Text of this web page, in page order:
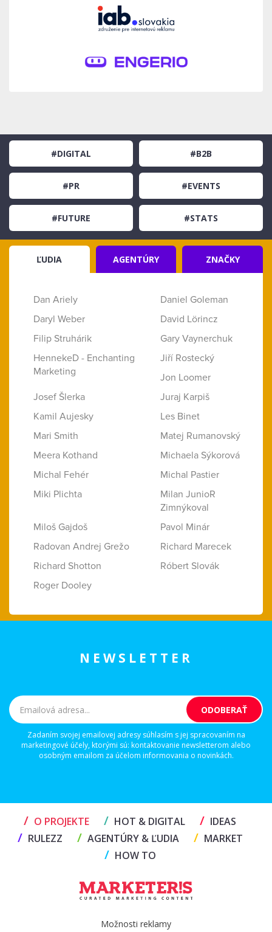
#DIGITAL #B2B
#PR #EVENTS
#FUTURE #STATS
ĽUDIA AGENTÚRY ZNAČKY
Dan Ariely
Daniel Goleman
Daryl Weber
David Lörincz
Filip Struhárik
Gary Vaynerchuk
HennekeD - Enchanting
Marketing
Jiří Rostecký
Jon Loomer
Josef Šlerka
Juraj Karpiš
Kamil Aujesky
Les Binet
Mari Smith
Matej Rumanovský
Meera Kothand
Michaela Sýkorová
Michal Fehér
Michal Pastier
Miki Plichta
Milan JunioR
Zimnýkoval
Miloš Gajdoš
Pavol Minár
Radovan Andrej Grežo
Richard Marecek
Richard Shotton
Róbert Slovák
Roger Dooley
NEWSLETTER
Zadaním svojej emailovej adresy súhlasím s jej spracovaním na
marketingové účely, ktorými sú: kontaktovanie newsletterom alebo
osobným emailom za účelom informovania o novinkách.
/ O PROJEKTE / HOT & DIGITAL / IDEAS
/ RULEZZ / AGENTÚRY & ĽUDIA / MARKET
/ HOW TO
Možnosti reklamy